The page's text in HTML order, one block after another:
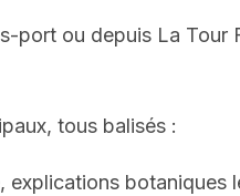
port ou depuis La
tous balisés :
explications botaniques